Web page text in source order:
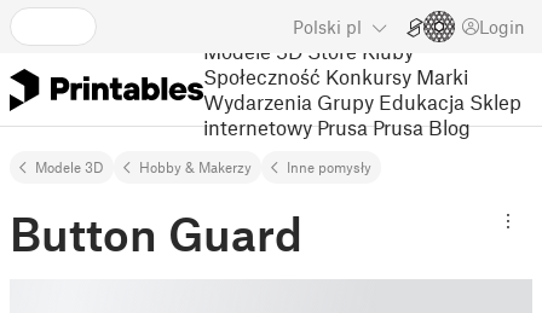
Polski pl Login
Modele 3D Store Kluby
Społeczność Konkursy Marki
Wydarzenia Grupy Edukacja Sklep
internetowy Prusa Prusa Blog
Modele 3D Hobby & Makerzy Inne pomysły
Button Guard